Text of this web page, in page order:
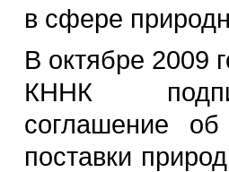
в сфере
В октябре 2009
КННК
соглашение
поставки